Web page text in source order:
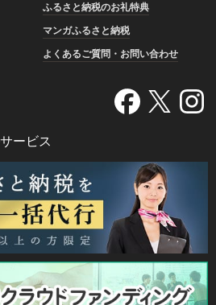
ふるさと納税のお礼特典
マンガふるさと納税
よくあるご質問・お問い合わせ
ービス